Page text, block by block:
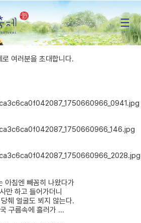
부여서동연꽃축제
여러분을 초대합니다.
아침엔 빼꼼히 나왔다가
만 하고 들어가더니
췌 얼굴도 뵈지 않는다.
구름속에 흘러가 ...